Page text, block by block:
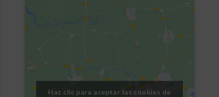
Haz clic para aceptar las cookies de